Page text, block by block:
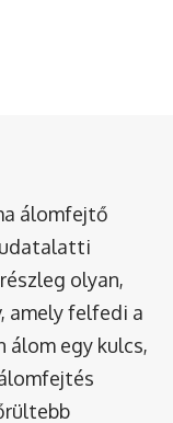
álomfejtő
olyan,
amely felfedi a
egy kulcs,